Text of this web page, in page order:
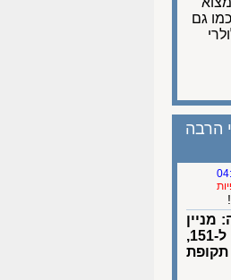
גם
הרבה
מניין
ההרוגים עלה ל-151,